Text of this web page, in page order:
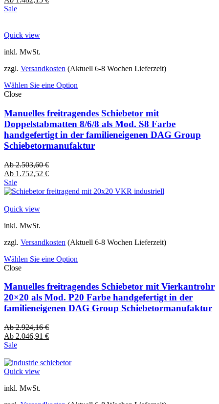
Sale
Quick view
inkl. MwSt.
zzgl. Versandkosten (Aktuell 6-8 Wochen Lieferzeit)
Wählen Sie eine Option
Close
Manuelles freitragendes Schiebetor mit
Doppelstabmatten 8/6/8 als Mod. S8 Farbe
handgefertigt in der familieneigenen DAG Group
Schiebetormanufaktur
Ab2.503,60€
Ab 1.752,52 €
Sale
Quick view
inkl. MwSt.
zzgl. Versandkosten (Aktuell 6-8 Wochen Lieferzeit)
Wählen Sie eine Option
Close
Manuelles freitragendes Schiebetor mit Vierkantrohr
20×20 als Mod. P20 Farbe handgefertigt in der
familieneigenen DAG Group Schiebetormanufaktur
Ab2.924,16€
Ab 2.046,91 €
Sale
Quick view
inkl. MwSt.